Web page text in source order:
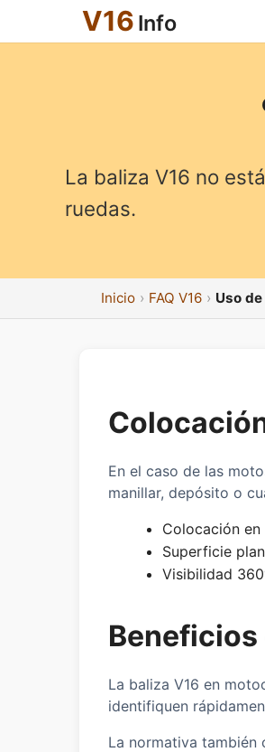
V16 Info
La baliza V16 no
ruedas.
Inicio FAQ V16 Uso
En el caso de las
manillar, depósito o
Colocación
Superficie
Visibilidad
Beneficios
La baliza V16 en
identifiquen
La normativa